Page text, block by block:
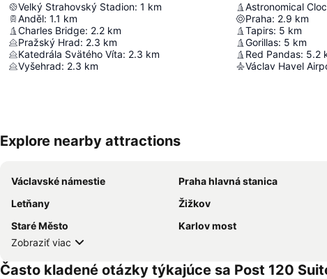
Velký Strahovský Stadion: 1 km
Anděl: 1.1 km
Charles Bridge: 2.2 km
Pražský Hrad: 2.3 km
Katedrála Svätého Víta: 2.3 km
Vyšehrad: 2.3 km
Astronomical
Praha: 2.9 km
Tapirs: 5 km
Gorillas: 5 km
Red Pandas: 5.2
Václav Havel
Explore nearby attractions
Václavské námestie Praha hlavná stanica
Letňany
Žižkov
Staré Město
Karlov most
Zobraziť viac
Často kladené otázky týkajúce sa Post 120